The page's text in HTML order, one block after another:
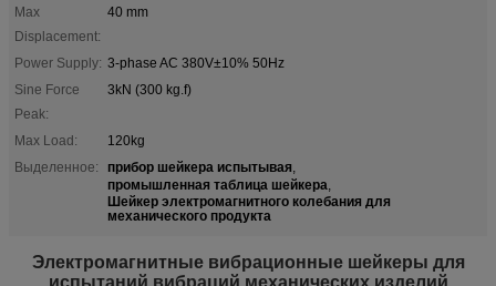
Max
Displacement:
40 mm
Power Supply: 3-phase AC 380V±10% 50Hz
Sine Force
Peak:
3kN (300 kg.f)
Max Load:
120kg
Выделенное:
прибор шейкера испытывая,
промышленная таблица шейкера,
Шейкер электромагнитного колебания для
механического продукта
Электромагнитные вибрационные шейкеры для
испытаний вибраций механических изделий